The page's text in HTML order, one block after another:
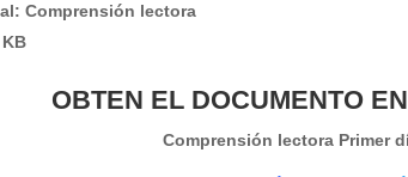
Comprensión lectora
OBTEN EL DOCUMENTO
Comprensión lectora Primer